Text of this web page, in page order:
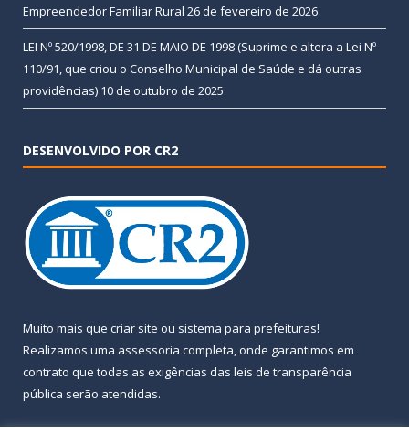
Empreendedor Familiar Rural 26 de fevereiro de 2026
LEI Nº 520/1998, DE 31 DE MAIO DE 1998 (Suprime e altera a Lei Nº
110/91, que criou o Conselho Municipal de Saúde e dá outras
providências) 10 de outubro de 2025
DESENVOLVIDO POR CR2
Muito mais que criar site ou sistema para prefeituras!
Realizamos uma assessoria completa, onde garantimos em
contrato que todas as exigências das leis de transparência
pública serão atendidas.